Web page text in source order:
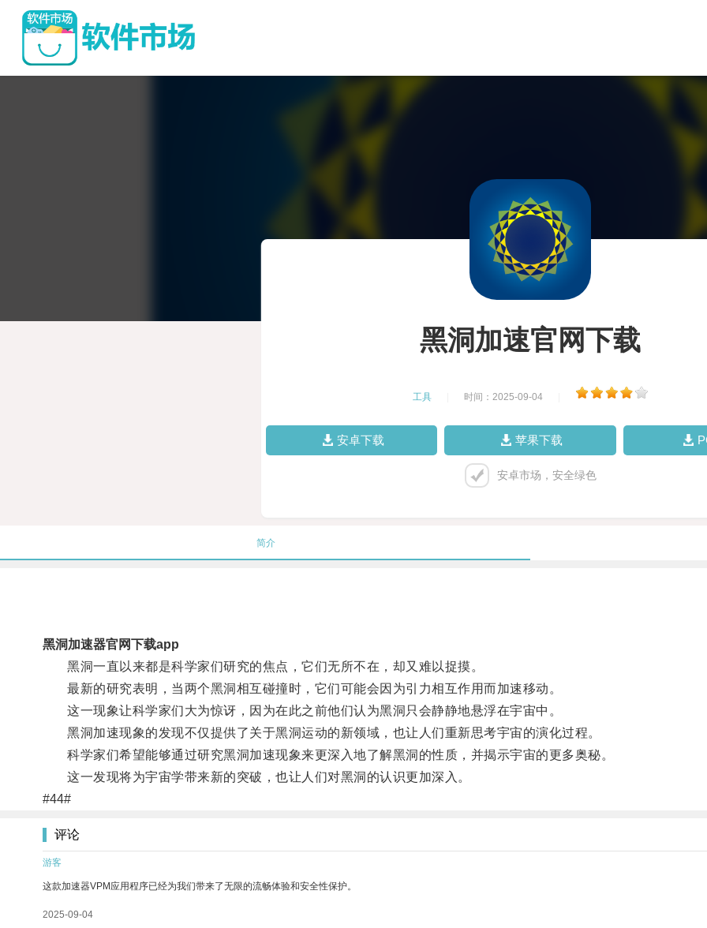
黑洞加速官网下载
工具 时间：2025-09-04
安卓下载 苹果下载
安卓市场，安全绿色
简介
黑洞加速器官网下载app
黑洞一直以来都是科学家们研究的焦点，它们无所不在，却又难以捉摸。
最新的研究表明，当两个黑洞相互碰撞时，它们可能会因为引力相互作用而加速移动。
这一现象让科学家们大为惊讶，因为在此之前他们认为黑洞只会静静地悬浮在宇宙中。
黑洞加速现象的发现不仅提供了关于黑洞运动的新领域，也让人们重新思考宇宙的演化过程。
科学家们希望能够通过研究黑洞加速现象来更深入地了解黑洞的性质，并揭示宇宙的更多奥秘。
这一发现将为宇宙学带来新的突破，也让人们对黑洞的认识更加深入。
#44#
评论
游客
这款加速器VPM应用程序已经为我们带来了无限的流畅体验和安全性保护。
2025-09-04